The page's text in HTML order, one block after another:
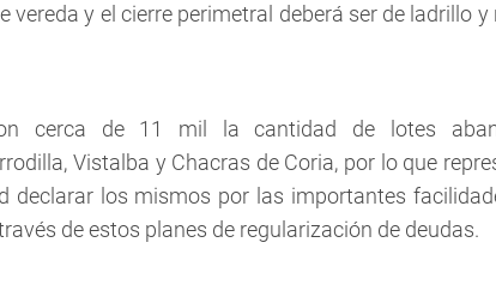
vereda y el cierre perimetral deberá ser de ladrillo y
cerca de 11 mil la cantidad de lotes
Vistalba y Chacras de Coria, por lo que
declarar los mismos por las importantes
de estos planes de regularización de deudas.